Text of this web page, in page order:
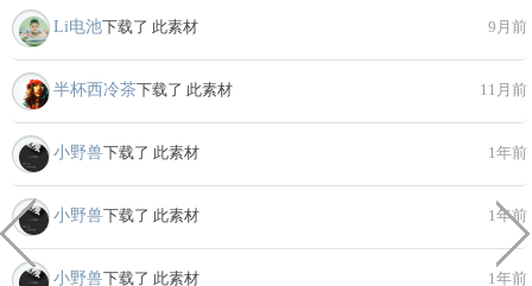
Li电池下载了 此素材 9月前
半杯西冷茶下载了 此素材 11月前
小野兽下载了 此素材 1年前
小野兽下载了 此素材 1年前
小野兽下载了 此素材 1年前